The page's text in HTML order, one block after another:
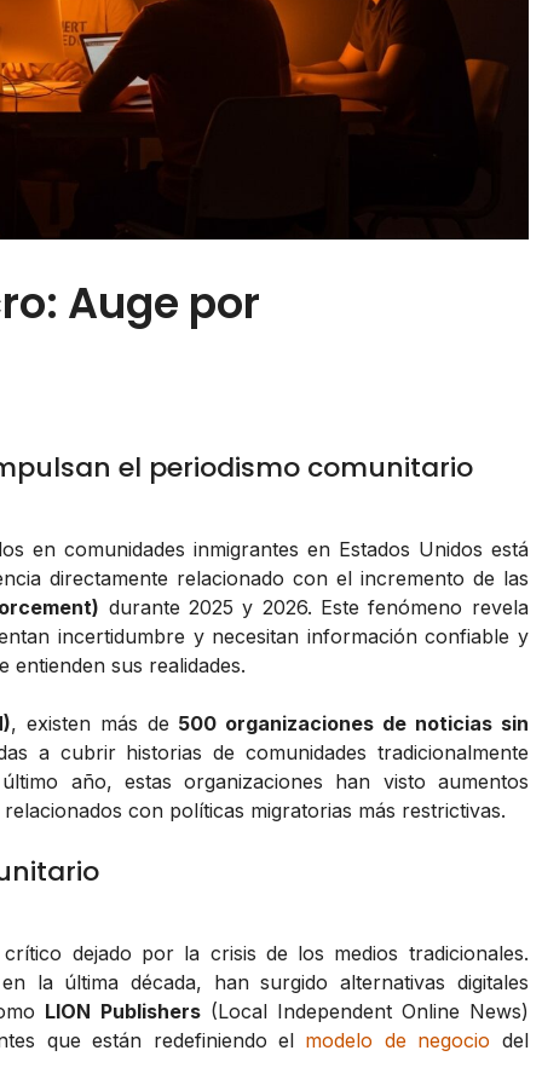
Auge por
el periodismo comunitario
en comunidades inmigrantes en Estados Unidos está
directamente relacionado con el incremento de las
durante 2025 y 2026. Este fenómeno revela
incertidumbre y necesitan información confiable y
entienden sus realidades.
, existen más de 500 organizaciones de noticias sin
a cubrir historias de comunidades tradicionalmente
año, estas organizaciones han visto aumentos
con políticas migratorias más restrictivas.
dejado por la crisis de los medios tradicionales.
la última década, han surgido alternativas digitales
LION Publishers(Local Independent Online News)
que están redefiniendo el modelo de negocio del